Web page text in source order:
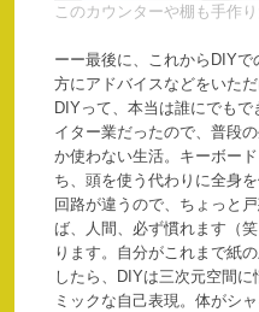
このカウンターや棚も手作
ーー最後に、これからDIY
方にアドバイスなどをいた
DIYって、本当は誰にでも
イター業だったので、普段
か使わない生活。キーボー
ち、頭を使う代わりに全身
回路が違うので、ちょっと
ば、人間、必ず慣れます（
ります。自分がこれまで紙
したら、DIYは三次元空間
ミックな自己表現。体がシ